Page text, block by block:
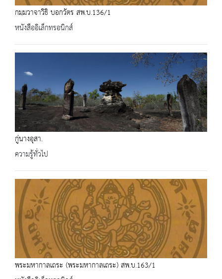
กมฺมวาจาวิธิ บอกวัตร สพ.บ.136/1
หนังสืออิเล็กทรอนิกส์
กู่นางอุสา.
ความรู้ทั่วไป
พระมหากาลเถระ (พระมหากาลเถระ) สพ.บ.163/1